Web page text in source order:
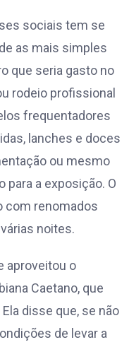
sociais tem se
as mais simples
que seria gasto no
rodeio profissional
frequentadores
lanches e doces
ou mesmo
para a exposição. O
com renomados
noites.
aproveitou o
Caetano, que
disse que, se não
de levar a